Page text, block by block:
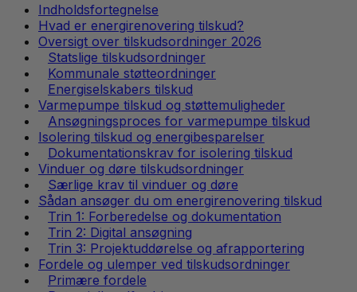
Indholdsfortegnelse
Hvad er energirenovering tilskud?
Oversigt over tilskudsordninger 2026
Statslige tilskudsordninger
Kommunale støtteordninger
Energiselskabers tilskud
Varmepumpe tilskud og støttemuligheder
Ansøgningsproces for varmepumpe tilskud
Isolering tilskud og energibesparelser
Dokumentationskrav for isolering tilskud
Vinduer og døre tilskudsordninger
Særlige krav til vinduer og døre
Sådan ansøger du om energirenovering tilskud
Trin 1: Forberedelse og dokumentation
Trin 2: Digital ansøgning
Trin 3: Projektuddørelse og afrapportering
Fordele og ulemper ved tilskudsordninger
Primære fordele